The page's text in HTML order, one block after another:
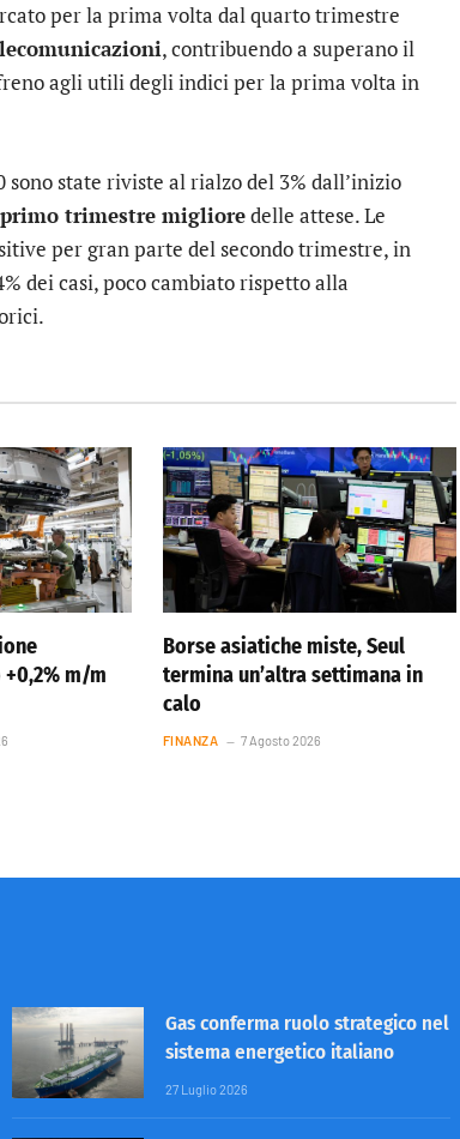
per la prima volta dal quarto trimestre
, contribuendo a superano il
agli utili degli indici per la prima volta in
sono state riviste al rialzo del 3% dall’inizio
trimestre miglioredelle attese. Le
per gran parte del secondo trimestre, in
dei casi, poco cambiato rispetto alla
m/m
Borse asiatiche miste, Seul
termina un’altra settimana in
calo
FINANZA 7 Agosto 2026
Gas conferma ruolo strategico nel
sistema energetico italiano
27 Luglio 2026